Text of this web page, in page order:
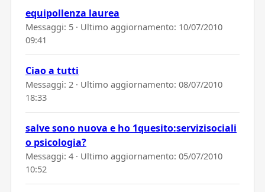
equipollenza laurea
Messaggi: 5 · Ultimo aggiornamento: 10/07/2010
09:41
Ciao a tutti
Messaggi: 2 · Ultimo aggiornamento: 08/07/2010
18:33
salve sono nuova e ho 1quesito:servizisociali
o psicologia?
Messaggi: 4 · Ultimo aggiornamento: 05/07/2010
10:52